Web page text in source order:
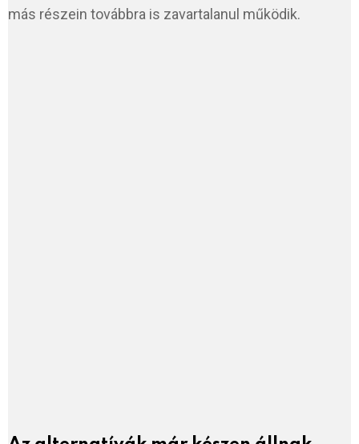
más részein továbbra is zavartalanul működik.